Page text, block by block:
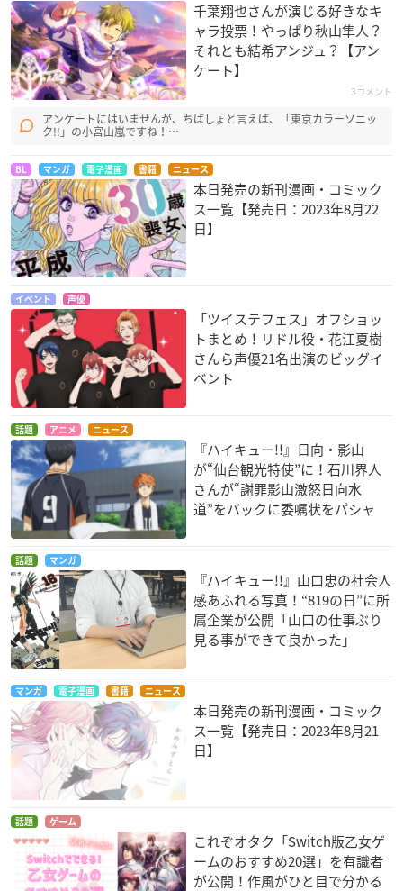
千葉翔也さんが演じる好きなキ
ャラ投票！やっぱり秋山隼人？
それとも結希アンジュ？【アン
ケート】
3コメント
アンケートにはいませんが、ちばしょと言えば、「東京カラーソニッ
ク!!」の小宮山嵐ですね！…
BL マンガ 電子漫画 書籍 ニュース
本日発売の新刊漫画・コミック
ス一覧【発売日：2023年8月22
日】
イベント 声優
「ツイステフェス」オフショッ
トまとめ！リドル役・花江夏樹
さんら声優21名出演のビッグイ
ベント
話題 アニメ ニュース
『ハイキュー!!』日向・影山
が“仙台観光特使”に！石川界人
さんが“謝罪影山激怒日向水
道”をバックに委嘱状をパシャ
話題 マンガ
『ハイキュー!!』山口忠の社会人
感あふれる写真！“819の日”に所
属企業が公開「山口の仕事ぶり
見る事ができて良かった」
マンガ 電子漫画 書籍 ニュース
本日発売の新刊漫画・コミック
ス一覧【発売日：2023年8月21
日】
話題 ゲーム
これぞオタク「Switch版乙女ゲ
ームのおすすめ20選」を有識者
が公開！作風がひと目で分かる